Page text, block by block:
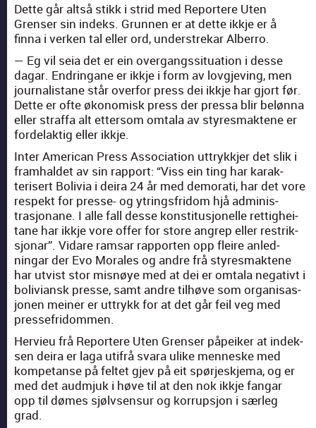
Dette går alt­så stikk i strid med Reportere Uten
Grenser sin indeks. Grun­nen er at dette ikkje er å
finna i verken tal eller ord, under­strekar Alber­ro.
— Eg vil seia det er ein over­gangssi­t­u­a­tion i desse
dagar. Endringane er ikkje i form av lovg­jev­ing, men
jour­nal­is­tane står over­for press dei ikkje har gjort før.
Dette er ofte økonomisk press der pres­sa blir beløn­na
eller straf­fa alt etter­som omta­la av styres­mak­tene er
forde­lak­tig eller ikkje.
Inter Amer­i­can Press Asso­ci­a­tion uttrykkjer det slik i
framhaldet av sin rap­port: “Viss ein ting har karak­
teris­ert Bolivia i deira 24 år med demor­ati, har det vore
respekt for presse- og ytrings­fridom hjå admin­is­
trasjo­nane. I alle fall desse kon­sti­tusjonelle ret­tighei­
tane har ikkje vore offer for store angrep eller restrik­
sjonar”. Vidare ram­sar rap­porten opp fleire anled­
ningar der Evo Morales og andre frå styres­mak­tene
har utvist stor mis­nøye med at dei er omta­la neg­a­tivt i
boli­vian­sk presse, samt andre tilhøve som organ­isas­
jo­nen mein­er er uttrykk for at det går feil veg med
presse­fridom­men.
Hervieu frå Reportere Uten Grenser påpeik­er at indek­
sen deira er laga utifrå svara ulike men­neske med
kom­petanse på fel­tet gjev på eit spør­jeskje­ma, og er
med det aud­mjuk i høve til at den nok ikkje fan­gar
opp til dømes sjølvsen­sur og kor­rup­sjon i sær­leg
grad.